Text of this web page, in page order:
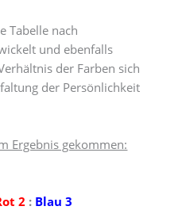
Tabelle nach
und ebenfalls
der Farben sich
der Persönlichkeit
Ergebnis gekommen:
2 : Blau 3